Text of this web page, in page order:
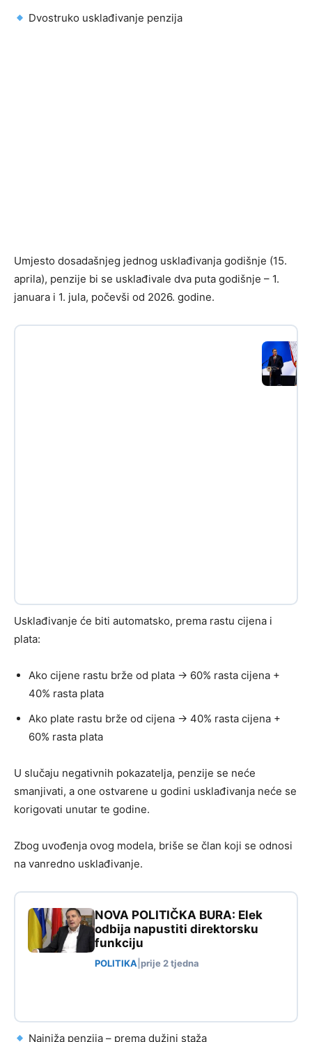
Dvostruko usklađivanje penzija
Umjesto dosadašnjeg jednog usklađivanja godišnje (15.
aprila), penzije bi se usklađivale dva puta godišnje – 1.
januara i 1. jula, počevši od 2026. godine.
Usklađivanje će biti automatsko, prema rastu cijena i
plata:
Ako cijene rastu brže od plata → 60% rasta cijena +
40% rasta plata
Ako plate rastu brže od cijena → 40% rasta cijena +
60% rasta plata
U slučaju negativnih pokazatelja, penzije se neće
smanjivati, a one ostvarene u godini usklađivanja neće se
korigovati unutar te godine.
Zbog uvođenja ovog modela, briše se član koji se odnosi
na vanredno usklađivanje.
NOVA POLITIČKA BURA: Elek
odbija napustiti direktorsku
funkciju
POLITIKA prije 2 tjedna
Najniža penzija – prema dužini staža